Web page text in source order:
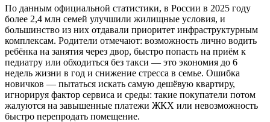
По данным официальной статистики, в России в 2025 году
более 2,4 млн семей улучшили жилищные условия, и
большинство из них отдавали приоритет инфраструктурным
комплексам. Родители отмечают: возможность лично водить
ребёнка на занятия через двор, быстро попасть на приём к
педиатру или обходиться без такси — это экономия до 6
недель жизни в год и снижение стресса в семье. Ошибка
новичков — пытаться искать самую дешёвую квартиру,
игнорируя фактор сервиса и среды: такие покупатели потом
жалуются на завышенные платежи ЖКХ или невозможность
быстро перепродать помещение.